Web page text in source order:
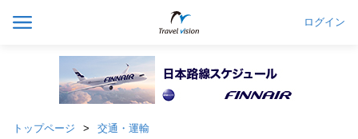
ログイン
トップページ 交通・運輸